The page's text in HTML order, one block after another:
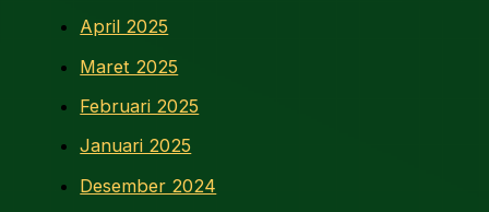
April 2025
Maret 2025
Februari 2025
Januari 2025
Desember 2024